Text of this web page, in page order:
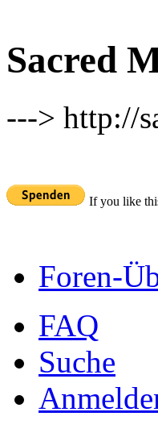
Sacred
---> http://
If you like
Foren-
FAQ
Suche